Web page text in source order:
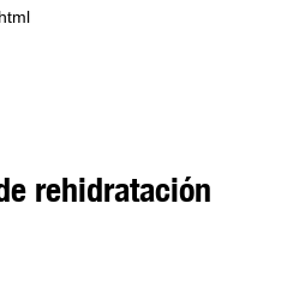
rehidratación